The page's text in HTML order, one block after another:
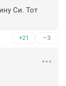
Си. Тот
+21 –3